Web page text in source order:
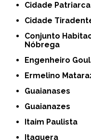
Cidade Patriarca
Cidade
Conjunto Habitacional Padre Manoel da
Nóbrega
Engenheiro
Ermelino
Guaianases
Guaianazes
Itaim Paulista
Itaquera